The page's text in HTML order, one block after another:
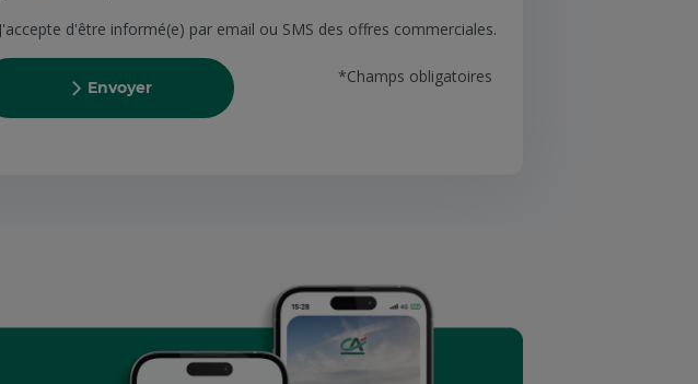
J'accepte d'être informé(e) par email ou SMS des offres commerciales.
Envoyer
*Champs obligatoires